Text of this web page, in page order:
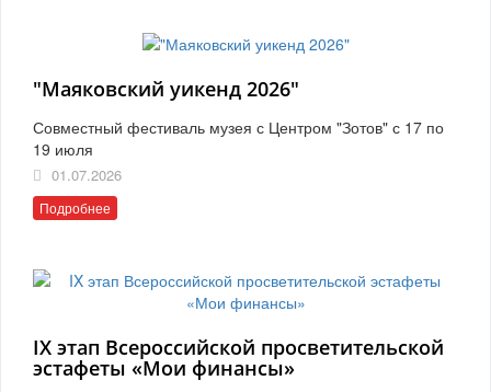
"Маяковский уикенд 2026"
Совместный фестиваль музея с Центром "Зотов" с 17 по
19 июля
01.07.2026
Подробнее
IX этап Всероссийской просветительской
эстафеты «Мои финансы»